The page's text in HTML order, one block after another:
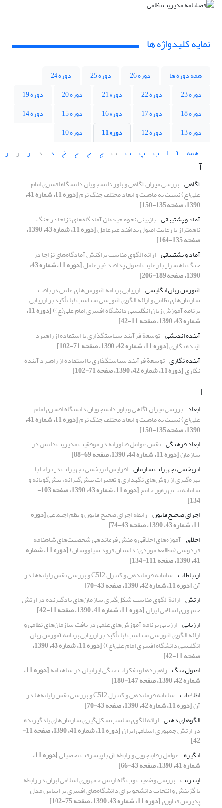
نمایه کلیدواژه ها
همه دوره ها دوره 26 دوره 25
دوره 24
دوره 23
دوره 22 دوره 21 دوره 20
دوره 19
دوره 18
دوره 17 دوره 16 دوره 15
دوره 14
دوره 13
دوره 12 دوره 11
دوره 10
همه
آ ا ب پ ت ث ج چ ح خ د ذ ر ز ژ
آ
آگاهی بررسی میزان آگاهی و باور دانشجویان دانشگاه افسری ‌امام
علی(ع) نسبت به ماهیت و ابعاد مختلف جنگ نرم [دوره 11، شماره 41،
1390، صفحه 135-150]
آماد و پشتیبانی بازبینی نحوه چیدمان آمادگاه‌های نزاجا در جنگ
ناهمتراز با رعایت اصول پدافند غیرعامل [دوره 11، شماره 43، 1390،
صفحه 135-164]
آماد و پشتیبانی ارائه الگوی مناسب پراکنش آمادگاه‌های نزاجا در
جنگ ناهمتراز با رعایت اصول پدافند غیرعامل [دوره 11، شماره 43،
1390، صفحه 189-206]
آموزش زبان انگلیسی ارزیابی برنامه آموزش‌های علمی در بافت
سازمان‌های نظامی و ارائه الگوی آموزشی متناسب (با تأکید بر ارزیابی
برنامه آموزش زبان انگلیسی دانشگاه افسری امام علی(ع)) [دوره 11،
شماره 43، 1390، صفحه 11-42]
آینده اندیشی توسعة فرآیند سیاستگذاری با استفاده از راهبرد
آینده نگاری[دوره 11، شماره 42، 1390، صفحه 71-102]
آینده نگاری توسعة فرآیند سیاستگذاری با استفاده از راهبرد آینده
نگاری[دوره 11، شماره 42، 1390، صفحه 71-102]
ا
ابعاد بررسی میزان آگاهی و باور دانشجویان دانشگاه افسری ‌امام
علی(ع) نسبت به ماهیت و ابعاد مختلف جنگ نرم [دوره 11، شماره 41،
1390، صفحه 135-150]
ابعاد فرهنگی نقش عوامل فناورانه در موفقیت مدیریت دانش در
سازمان[دوره 11، شماره 44، 1390، صفحه 69-88]
اثربخشی تجهیزات سازمان افزایش اثربخشی تجهیزات در نزاجا با
بهره‌گیری از روش‌های نگهداری و تعمیرات پیش‌گیرانه، پیش‌گویانه و
سامانه نت بهره‌ور جامع [دوره 11، شماره 43، 1390، صفحه 103-
134]
اجرای صحیح قانون رابطه اجرای صحیح قانون و نظم اجتماعی[دوره
11، شماره 43، 1390، صفحه 43-74]
اخلاق آموزه‌های اخلاقی و منش فرماندهی شخصیت‌های شاهنامه
فردوسی (مطالعه موردی: داستان فرود سیاووشان) [دوره 11، شماره
41، 1390، صفحه 111-134]
ارتباطات
سامانة فرماندهی و کنترل C5I2 و بررسی نقش رایانه‌ها در
آن[دوره 11، شماره 42، 1390، صفحه 43-70]
ارتش ارائة الگوی مناسب شکل‌گیری سازمان‌های یاد‌گیرنده در ارتش
جمهوری اسلامی ایران[دوره 11، شماره 41، 1390، صفحه 11-42]
ارزیابی ارزیابی برنامه آموزش‌های علمی در بافت سازمان‌های نظامی و
ارائه الگوی آموزشی متناسب (با تأکید بر ارزیابی برنامه آموزش زبان
انگلیسی دانشگاه افسری امام علی(ع)) [دوره 11، شماره 43، 1390،
صفحه 11-42]
اصول‌جنگ راهبردها و تفکرات جنگی ایرانیان در شاهنامه [دوره 11،
شماره 42، 1390، صفحه 147-180]
اطلاعات
سامانة فرماندهی و کنترل C5I2 و بررسی نقش رایانه‌ها در
آن[دوره 11، شماره 42، 1390، صفحه 43-70]
الگوهای ذهنی ارائة الگوی مناسب شکل‌گیری سازمان‌های یاد‌گیرنده
در ارتش جمهوری اسلامی ایران [دوره 11، شماره 41، 1390، صفحه 11-
42]
انگیزه عوامل رقابت‏جویی و رابطة آن با پیشرفت تحصیلی [دوره 11،
شماره 41، 1390، صفحه 43-66]
اینترنت بررسی وضعیت وب گاه ارتش جمهوری اسلامی ایران در رابطه
با گزینش و انتخاب دانشجو برای دانشگاه‌های افسری بر اساس مدل
پذیرش فناوری[دوره 11، شماره 43، 1390، صفحه 75-102]